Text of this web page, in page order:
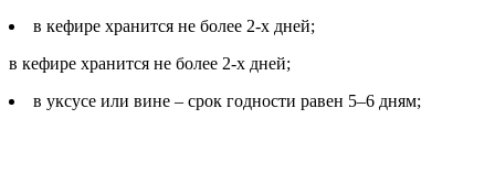
в кефире хранится не более 2-х дней;
в кефире хранится не более 2-х дней;
в уксусе или вине – срок годности равен 5–6 дням;